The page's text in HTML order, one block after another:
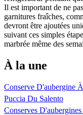
Il est important de ne
garnitures fraîches,
devront être ajoutées
suivant ces simples
marbrée même des
À la une
Conserve D'aubergine
Puccia Du Salento
Conserves